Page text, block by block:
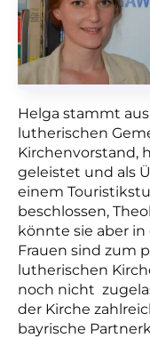
Helga stammt
lutherischen
Kirchenvorstand,
geleistet und als
einem
beschlossen,
könnte sie aber
Frauen sind zum
lutherischen
noch nicht
der Kirche
bayrische